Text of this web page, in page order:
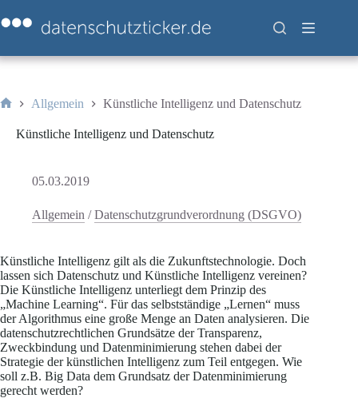
Inhalt
springen
Allgemein Künstliche Intelligenz und Datenschutz
Künstliche Intelligenz und Datenschutz
05.03.2019
Allgemein /Datenschutzgrundverordnung (DSGVO)
Künstliche Intelligenz gilt als die Zukunftstechnologie. Doch
lassen sich Datenschutz und Künstliche Intelligenz vereinen?
Die Künstliche Intelligenz unterliegt dem Prinzip des
„Machine Learning“. Für das selbstständige „Lernen“ muss
der Algorithmus eine große Menge an Daten analysieren. Die
datenschutzrechtlichen Grundsätze der Transparenz,
Zweckbindung und Datenminimierung stehen dabei der
Strategie der künstlichen Intelligenz zum Teil entgegen. Wie
soll z.B. Big Data dem Grundsatz der Datenminimierung
gerecht werden?